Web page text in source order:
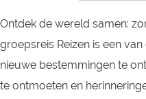
Ontdek de wereld samen:
groepsreis Reizen is een
nieuwe bestemmingen te
te ontmoeten en